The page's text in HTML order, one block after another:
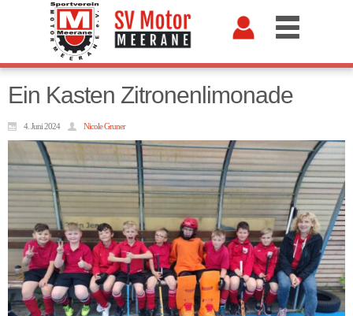
Ein Kasten Zitronenlimonade
4. Juni 2024 Nicole Gruner